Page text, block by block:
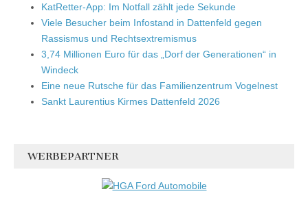
KatRetter-App: Im Notfall zählt jede Sekunde
Viele Besucher beim Infostand in Dattenfeld gegen
Rassismus und Rechtsextremismus
3,74 Millionen Euro für das „Dorf der Generationen“ in
Windeck
Eine neue Rutsche für das Familienzentrum Vogelnest
Sankt Laurentius Kirmes Dattenfeld 2026
WERBEPARTNER